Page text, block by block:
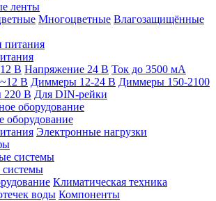
ленты
Многоцветные Влагозащищённые
В Напряжение 24 В Ток до 3500 мА
В Диммеры 12-24 В Диммеры 150-2100
220 В Для DIN-рейки
оборудование
Электронные нагрузки
Климатическая техника
воды Компоненты